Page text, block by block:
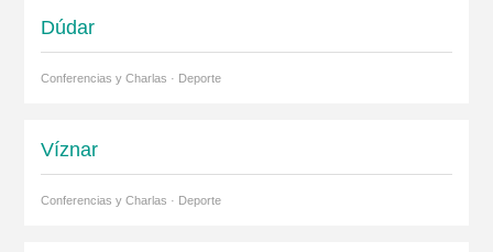
Dúdar
Conferencias y Charlas · Deporte
Víznar
Conferencias y Charlas · Deporte